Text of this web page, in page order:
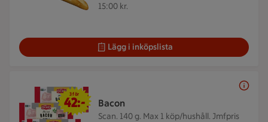
15:00 kr.
Lägg i inköpslista
Bacon
Scan. 140 g. Max 1 köp/hushåll. Jmfpris
3 för 42 kr
3 för
42:-